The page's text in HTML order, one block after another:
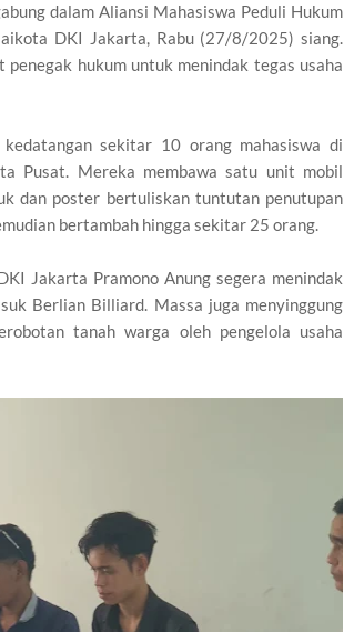
dalam Aliansi Mahasiswa Peduli Hukum
DKI Jakarta, Rabu (27/8/2025) siang.
hukum untuk menindak tegas usaha
sekitar 10 orang mahasiswa di
Pusat. Mereka membawa satu unit mobil
dan poster bertuliskan tuntutan penutupan
bertambah hingga sekitar 25 orang.
Jakarta Pramono Anung segera menindak
Berlian Billiard. Massa juga menyinggung
tanah warga oleh pengelola usaha